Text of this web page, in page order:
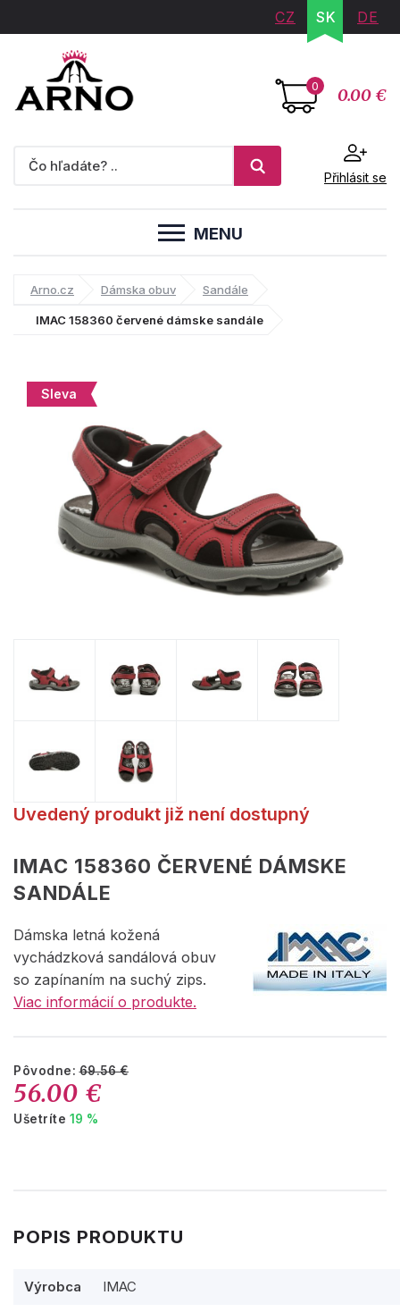
CZ SK DE
0 0.00 €
Přihlásit se
MENU
Arno.cz Dámska obuv Sandále
IMAC 158360 červené dámske sandále
Sleva
Uvedený produkt již není dostupný
IMAC 158360 ČERVENÉ DÁMSKE
SANDÁLE
Dámska letná kožená
vychádzková sandálová obuv
so zapínaním na suchý zips.
Viac informácií o produkte.
Pôvodne:69.56 €
56.00 €
Ušetríte 19 %
POPIS PRODUKTU
Výrobca IMAC